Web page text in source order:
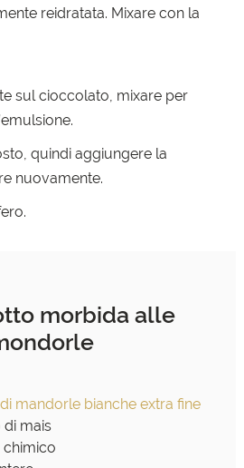
reidratata. Mixare con la
sul cioccolato, mixare per
quindi aggiungere la
nuovamente.
morbida alle
mandorle bianche extra fine
mais
chimico